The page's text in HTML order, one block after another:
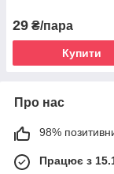
29 ₴/пара
Купити
Про нас
98%
Працює з